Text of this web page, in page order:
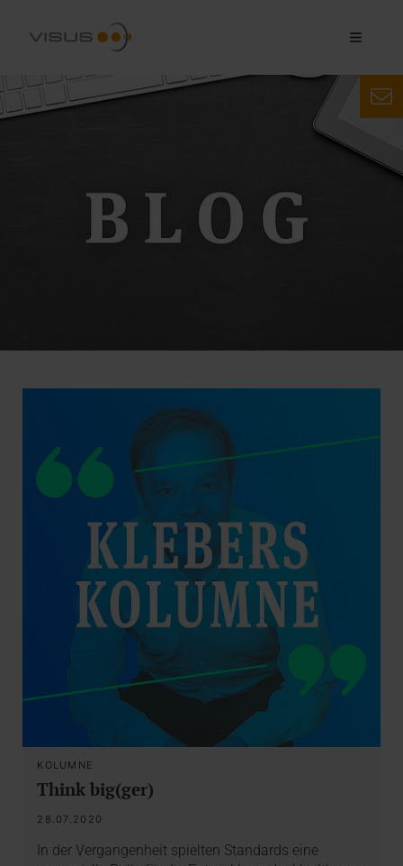
KOLUMNE
Think big(ger)
28.07.2020
In der Vergangenheit spielten Standards eine